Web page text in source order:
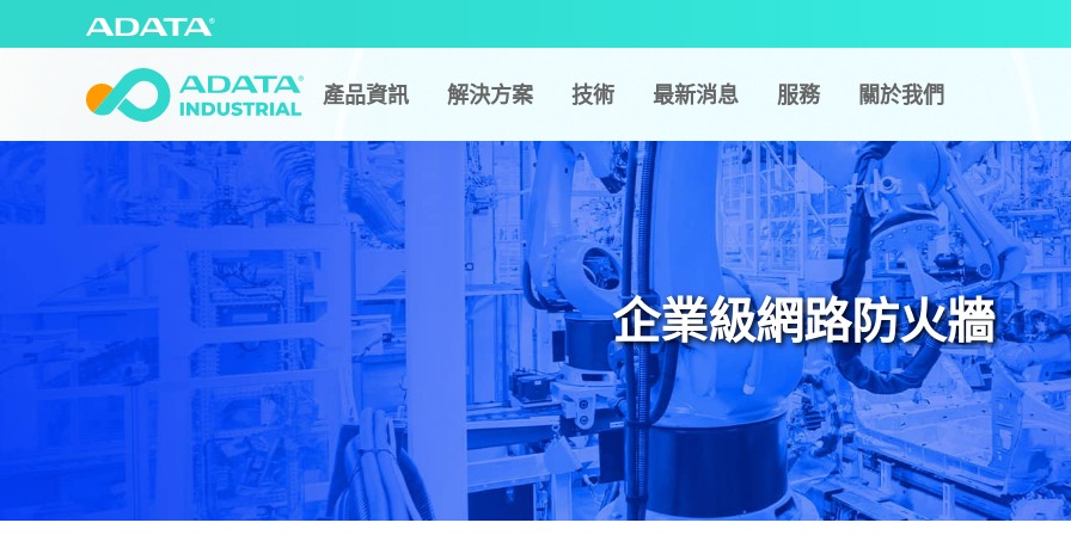
產品資訊 解決方案 技術 最新消息 服務 關於我們
企業級網路防火牆